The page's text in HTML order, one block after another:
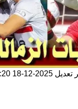
تعديل 2025-12-18 23:16:20